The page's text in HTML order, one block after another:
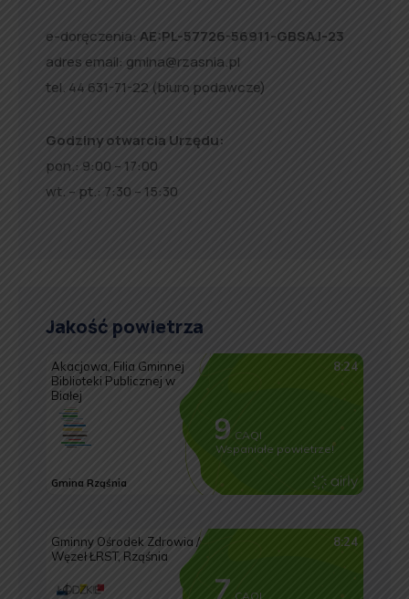
e-doręczenia: AE:PL-57726-56911-GBSAJ-23
adres email: gmina@rzasnia.pl
tel. 44 631-71-22 (biuro podawcze)
Godziny otwarcia Urzędu:
pon.: 9:00 – 17:00
wt. – pt.: 7:30 – 15:30
Jakość powietrza